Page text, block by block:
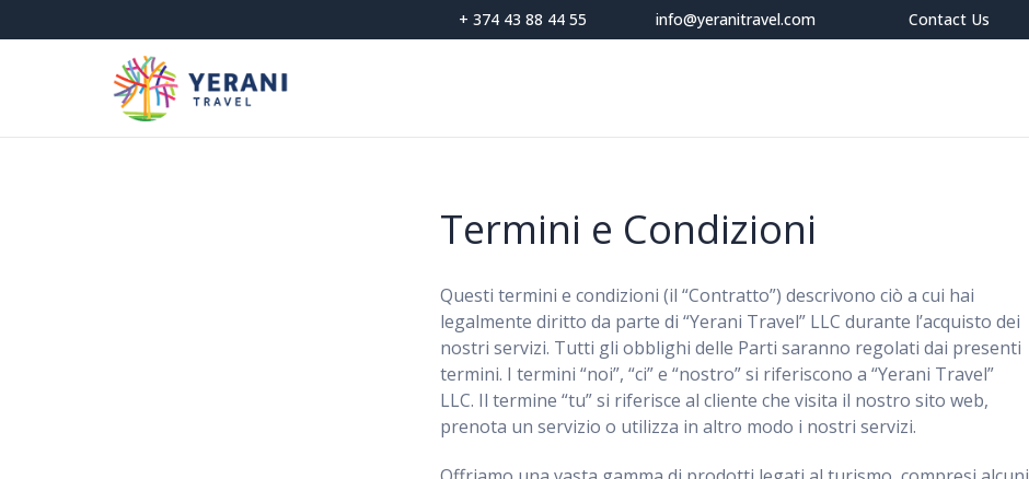
ai
+ 374 43 88 44 55 info@yeranitravel.com Contact Us
Termini e Condizioni
Questi termini e condizioni (il “Contratto”) descrivono ciò a cui hai
legalmente diritto da parte di “Yerani Travel” LLC durante l’acquisto dei
nostri servizi. Tutti gli obblighi delle Parti saranno regolati dai presenti
termini. I termini “noi”, “ci” e “nostro” si riferiscono a “Yerani Travel”
LLC. Il termine “tu” si riferisce al cliente che visita il nostro sito web,
prenota un servizio o utilizza in altro modo i nostri servizi.